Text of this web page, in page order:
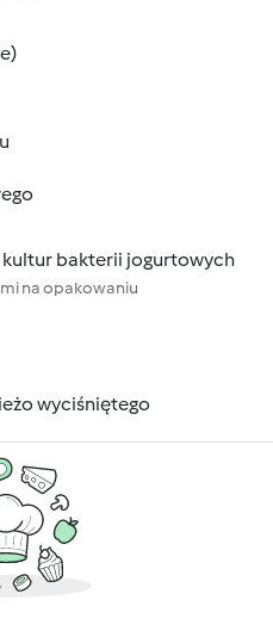
bakterii jogurtowych
na opakowaniu
wyciśniętego